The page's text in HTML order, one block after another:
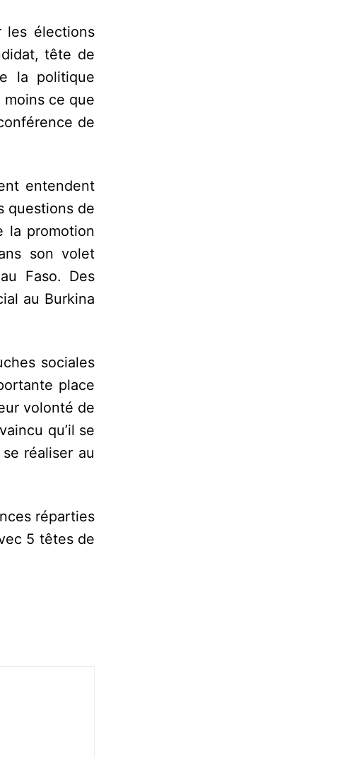
les élections
tête de
la politique
ce que
de
entendent
questions de
la promotion
son volet
Faso. Des
au Burkina
sociales
place
volonté de
qu’il se
réaliser au
réparties
5 têtes de